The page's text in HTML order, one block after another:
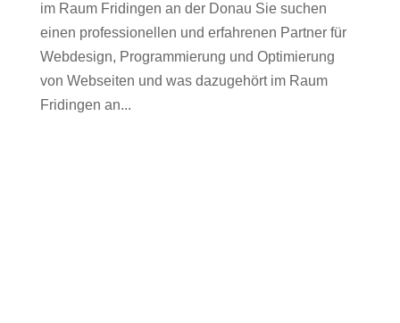
im Raum Fridingen an der Donau Sie suchen
einen professionellen und erfahrenen Partner für
Webdesign, Programmierung und Optimierung
von Webseiten und was dazugehört im Raum
Fridingen an...